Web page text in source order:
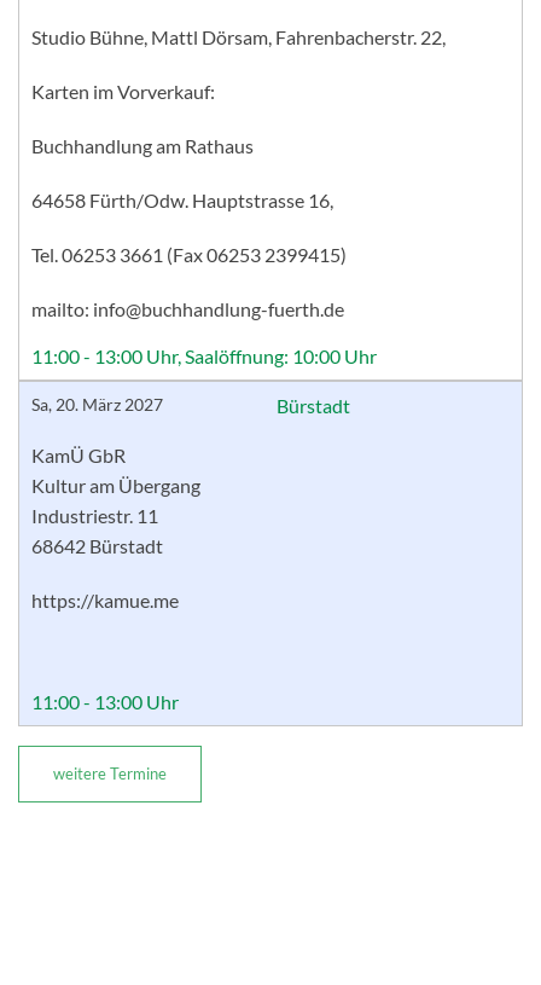
Studio Bühne, Mattl Dörsam, Fahrenbacherstr. 22,
Karten im Vorverkauf:
Buchhandlung am Rathaus
64658 Fürth/Odw. Hauptstrasse 16,
Tel. 06253 3661 (Fax 06253 2399415)
mailto: info@buchhandlung-fuerth.de
11:00 - 13:00 Uhr, Saalöffnung: 10:00 Uhr
Sa, 20. März 2027 Bürstadt
KamÜ GbR
Kultur am Übergang
Industriestr. 11
68642 Bürstadt
https://kamue.me
11:00 - 13:00 Uhr
weitere Termine